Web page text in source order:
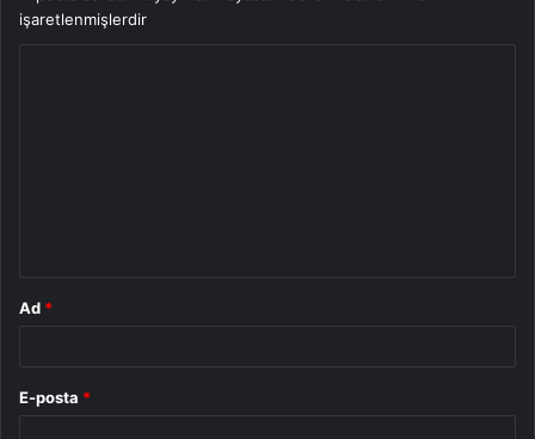
işaretlenmişlerdir
Ad *
E-posta *